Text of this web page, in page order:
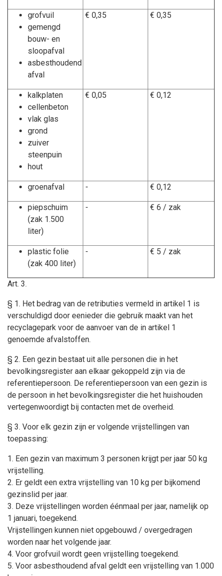
grofvuil
gemengd
bouw- en
sloopafval
asbesthoudend
afval
€ 0,35 € 0,35
kalkplaten
cellenbeton
vlak glas
grond
zuiver
steenpuin
hout
€ 0,05 € 0,12
groenafval - € 0,12
piepschuim
(zak 1.500
liter)
- € 6 / zak
plastic folie
(zak 400 liter)
- € 5 / zak
Art. 3.
§ 1. Het bedrag van de retributies vermeld in artikel 1 is
verschuldigd door eenieder die gebruik maakt van het
recyclagepark voor de aanvoer van de in artikel 1
genoemde afvalstoffen.
§ 2. Een gezin bestaat uit alle personen die in het
bevolkingsregister aan elkaar gekoppeld zijn via de
referentiepersoon. De referentiepersoon van een gezin is
de persoon in het bevolkingsregister die het huishouden
vertegenwoordigt bij contacten met de overheid.
§ 3. Voor elk gezin zijn er volgende vrijstellingen van
toepassing:
1. Een gezin van maximum 3 personen krijgt per jaar 50 kg
vrijstelling.
2. Er geldt een extra vrijstelling van 10 kg per bijkomend
gezinslid per jaar.
3. Deze vrijstellingen worden éénmaal per jaar, namelijk op
1 januari, toegekend.
Vrijstellingen kunnen niet opgebouwd / overgedragen
worden naar het volgende jaar.
4. Voor grofvuil wordt geen vrijstelling toegekend.
5. Voor asbesthoudend afval geldt een vrijstelling van 1.000